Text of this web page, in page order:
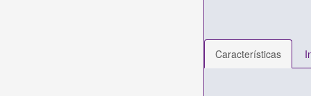
Características